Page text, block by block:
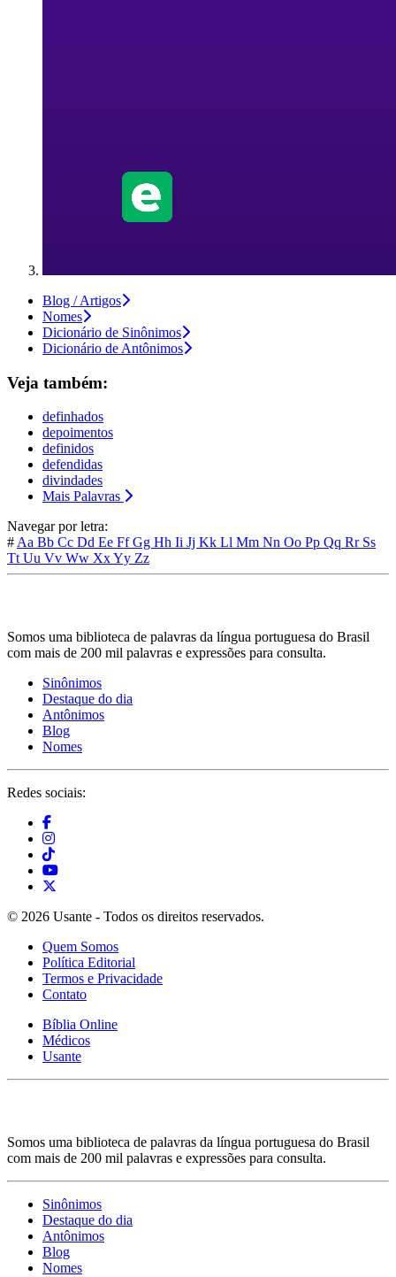
Blog / Artigos
Nomes
Dicionário de Sinônimos
Dicionário de Antônimos
Veja também:
definhados
depoimentos
definidos
defendidas
divindades
Mais Palavras
Navegar por letra:
# Aa Bb Cc Dd Ee FfGg Hh Ii Jj Kk Ll Mm Nn Oo Pp Qq Rr Ss
Tt Uu Vv Ww XxYy Zz
Somos uma biblioteca de palavras da língua portuguesa do Brasil
com mais de 200 mil palavras e expressões para consulta.
Sinônimos
Destaque do dia
Antônimos
Blog
Nomes
Redes sociais:
© 2026 Usante - Todos os direitos reservados.
Quem Somos
Política Editorial
Termos e Privacidade
Contato
Bíblia Online
Médicos
Usante
Somos uma biblioteca de palavras da língua portuguesa do Brasil
com mais de 200 mil palavras e expressões para consulta.
Sinônimos
Destaque do dia
Antônimos
Blog
Nomes